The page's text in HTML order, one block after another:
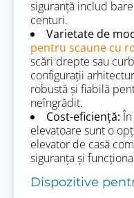
siguranță includ
centuri.
Varietate de
pentru scaune cu
scări drepte sau
configurații
robustă și fiabilă
neîngrădit.
Cost-eficiență:
elevatoare sunt o
elevator de casă
siguranța și
Dispozitive